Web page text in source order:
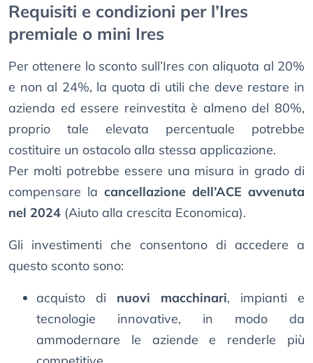
Requisiti e condizioni per l’Ires
premiale o mini Ires
Per ottenere lo sconto sull’Ires con aliquota al 20%
e non al 24%, la quota di utili che deve restare in
azienda ed essere reinvestita è almeno del 80%,
proprio tale elevata percentuale potrebbe
costituire un ostacolo alla stessa applicazione.
Per molti potrebbe essere una misura in grado di
compensare la cancellazione dell’ACE avvenuta
nel 2024 (Aiuto alla crescita Economica).
Gli investimenti che consentono di accedere a
questo sconto sono:
acquisto di nuovi macchinari, impianti e
tecnologie innovative, in modo da
ammodernare le aziende e renderle più